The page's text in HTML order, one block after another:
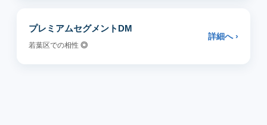
プレミアムセグメントDM
若葉区での相性 ◎
詳細へ ›